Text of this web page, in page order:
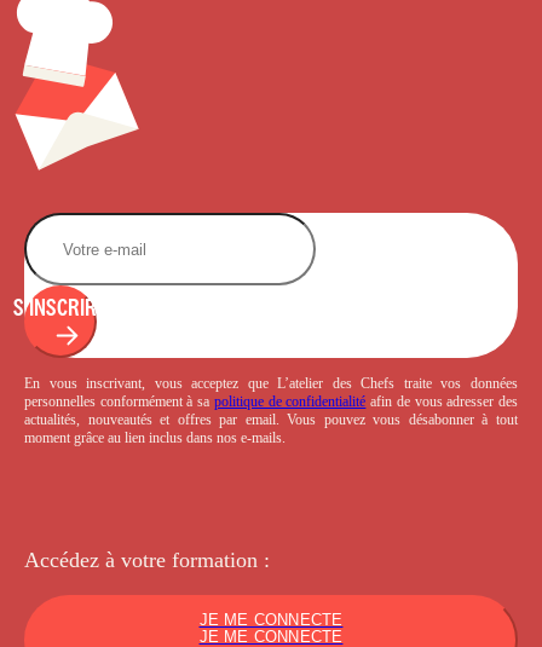
S'INSCRIRE
En vous inscrivant, vous acceptez que L’atelier des Chefs traite vos données
personnelles conformément à sa politique de confidentialité afin de vous adresser des
actualités, nouveautés et offres par email. Vous pouvez vous désabonner à tout
moment grâce au lien inclus dans nos e-mails.
Accédez à votre formation :
JE ME CONNECTE
JE ME CONNECTE